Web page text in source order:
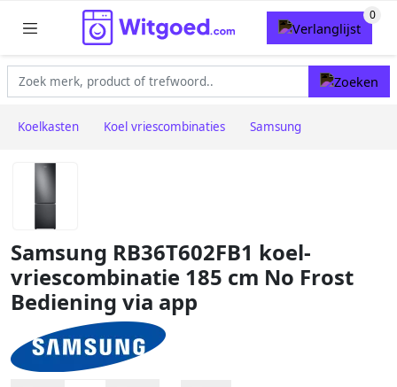
Koelkasten Koel vriescombinaties Samsung
Samsung RB36T602FB1 koel-
vriescombinatie 185 cm No Frost
Bediening via app